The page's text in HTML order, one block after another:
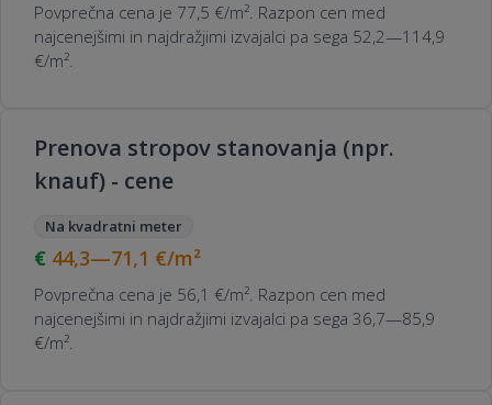
Povprečna cena je 77,5 €/m². Razpon cen med
najcenejšimi in najdražjimi izvajalci pa sega 52,2—114,9
€/m².
Prenova stropov stanovanja (npr.
knauf) - cene
Na kvadratni meter
44,3—71,1 €/m²
Povprečna cena je 56,1 €/m². Razpon cen med
najcenejšimi in najdražjimi izvajalci pa sega 36,7—85,9
€/m².